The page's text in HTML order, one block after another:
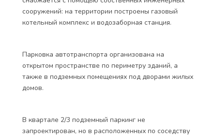
сооружений: на территории построены газовый
котельный комплекс и водозаборная станция.
Парковка автотранспорта организована на
открытом пространстве по периметру зданий, а
также в подземных помещениях под дворами жилых
домов.
В квартале 2/3 подземный паркинг не
запроектирован, но в расположенных по соседству